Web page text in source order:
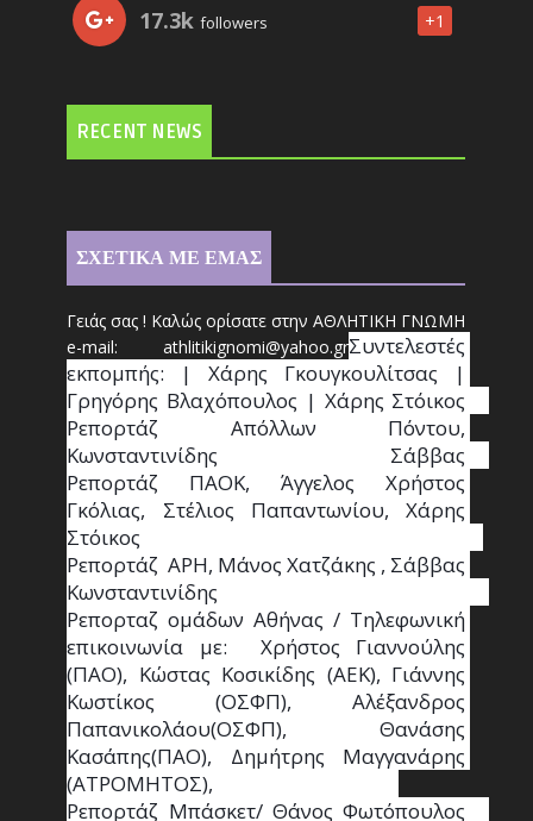
17.3k followers +1
RECENT NEWS
ΣΧΕΤΙΚΑ ΜΕ ΕΜΑΣ
Γειάς σας ! Καλώς ορίσατε στην ΑΘΛΗΤΙΚΗ ΓΝΩΜΗ
e-mail: athlitikignomi@yahoo.grΣυντελεστές
εκπομπής: | Χάρης Γκουγκουλίτσας |
Γρηγόρης Βλαχόπουλος | Χάρης Στόικος
Ρεπορτάζ Απόλλων Πόντου,
Κωνσταντινίδης   Σάββας
Ρεπορτάζ ΠΑΟΚ, Άγγελος Χρήστος
Γκόλιας, Στέλιος Παπαντωνίου, Χάρης
Στόικος
Ρεπορτάζ  ΑΡΗ, Μάνος Χατζάκης , Σάββας
Κωνσταντινίδης
Ρεπορταζ ομάδων Αθήνας / Τηλεφωνική
επικοινωνία με:  Χρήστος Γιαννούλης
(ΠΑΟ), Κώστας Κοσικίδης (ΑΕΚ), Γιάννης
Κωστίκος (ΟΣΦΠ), Αλέξανδρος
Παπανικολάου(ΟΣΦΠ), Θανάσης
Κασάπης(ΠΑΟ), Δημήτρης Μαγγανάρης
(ΑΤΡΟΜΗΤΟΣ),
Ρεπορτάζ Μπάσκετ/ Θάνος Φωτόπουλος